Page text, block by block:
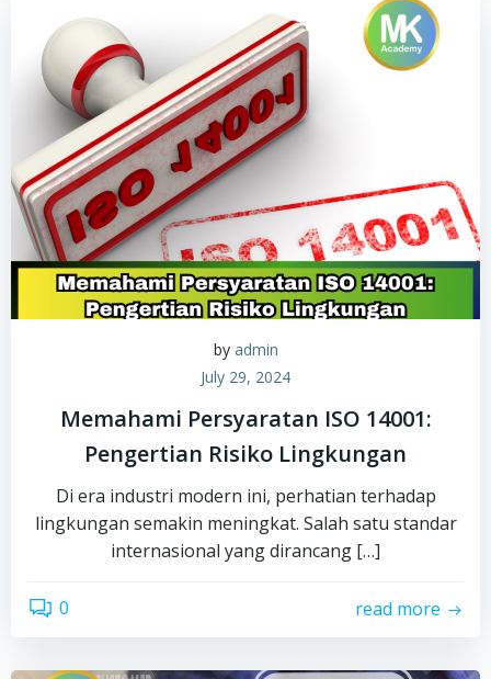
by admin
July 29, 2024
Memahami Persyaratan ISO 14001:
Pengertian Risiko Lingkungan
Di era industri modern ini, perhatian terhadap
lingkungan semakin meningkat. Salah satu standar
internasional yang dirancang […]
0 read more